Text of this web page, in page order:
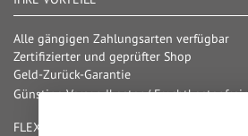
Alle gängigen Zahlungsarten verfügbar
Zertifizierter und geprüfter Shop
Geld-Zurück-Garantie
Günstige Versandkosten/
FLEXIBLE ZAHLUNG